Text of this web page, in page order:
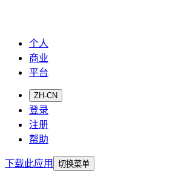
个人
商业
平台
ZH-CN
登录
注册
帮助
下载此应用 切换菜单